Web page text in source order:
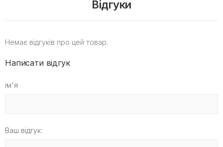
Відгуки
Немає відгуків про цей товар.
Написати відгук
ім'я
Ваш відгук: